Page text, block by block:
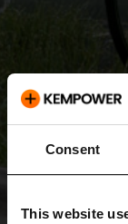
Consent
This website